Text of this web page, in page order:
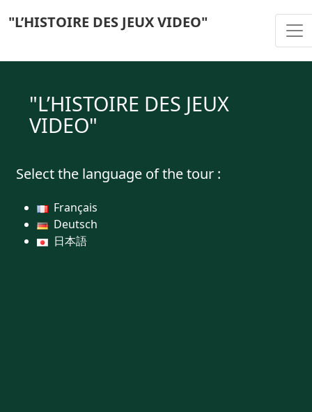
"L’HISTOIRE DES JEUX VIDEO"
"L’HISTOIRE DES JEUX
VIDEO"
Select the language of the tour :
Français
Deutsch
日本語